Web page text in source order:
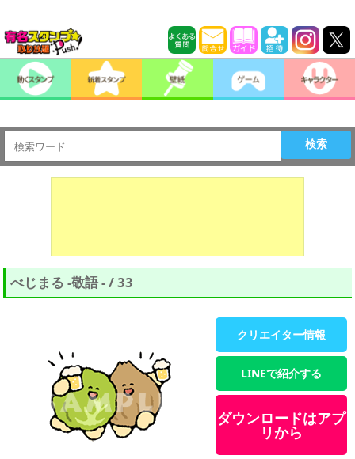
検索
べじまる -敬語 - / 33
クリエイター情報
LINEで紹介する
ダウンロードはアプ
リから